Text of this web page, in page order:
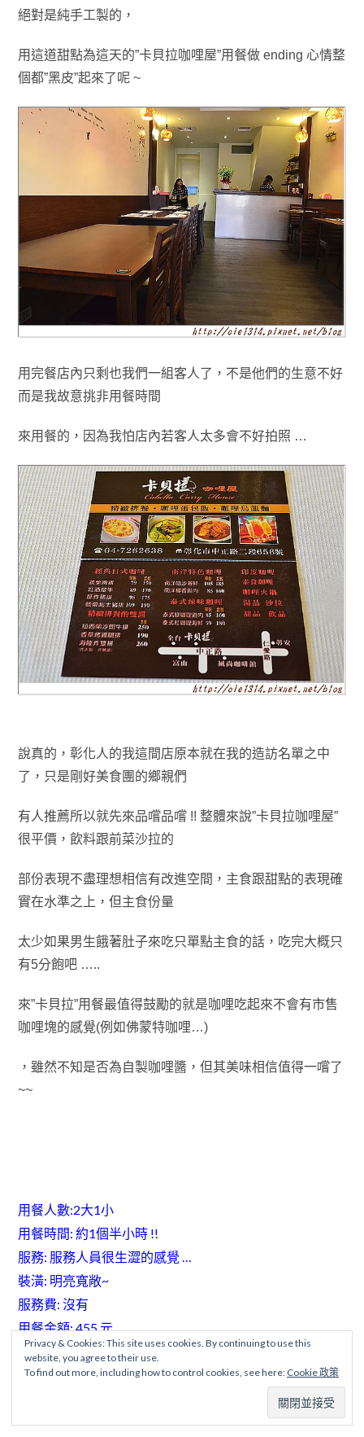
絕對是純手工製的 ，
用這道甜點為這天的”卡貝拉咖哩屋”用餐做 ending 心情整
個都”黑皮”起來了呢 ~
用完餐店內只剩也我們一組客人了，不是他們的生意不好
而是我故意挑非用餐時間
來用餐的 ，因為我怕店內若客人太多會不好拍照 …
說真的 ，彰化人的我這間店原本就在我的造訪名單之中
了 ，只是剛好美食團的鄉親們
有人推薦所以就先來品嚐品嚐 !! 整體來說”卡貝拉咖哩屋”
很平價 ， 飲料跟前菜沙拉的
部份表現不盡理想相信有改進空間 ， 主食跟甜點的表現確
實在水準之上 ，但主食份量
太少如果男生餓著肚子來吃只單點主食的話， 吃完大概只
有5分飽吧 …..
來”卡貝拉”用餐最值得鼓勵的就是咖哩吃起來不會有市售
咖哩塊的感覺(例如佛蒙特咖哩…)
，雖然不知是否為自製咖哩醬， 但其美味相信值得一嚐了
~~
用餐人數:2大1小
用餐時間: 約1個半小時 !!
服務: 服務人員很生澀的感覺 …
裝潢: 明亮寬敞~
服務費: 沒有
用餐金額: 455 元
美味、口感 :
Privacy & Cookies: This site uses cookies. By continuing to use this
website, you agree to their use.
To find out more, including how to control cookies, see here: Cookie 政策